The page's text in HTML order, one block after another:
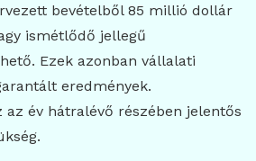
bevételből 85 millió dollár
ismétlődő jellegű
Ezek azonban vállalati
eredmények.
az év hátralévő részében jelentős